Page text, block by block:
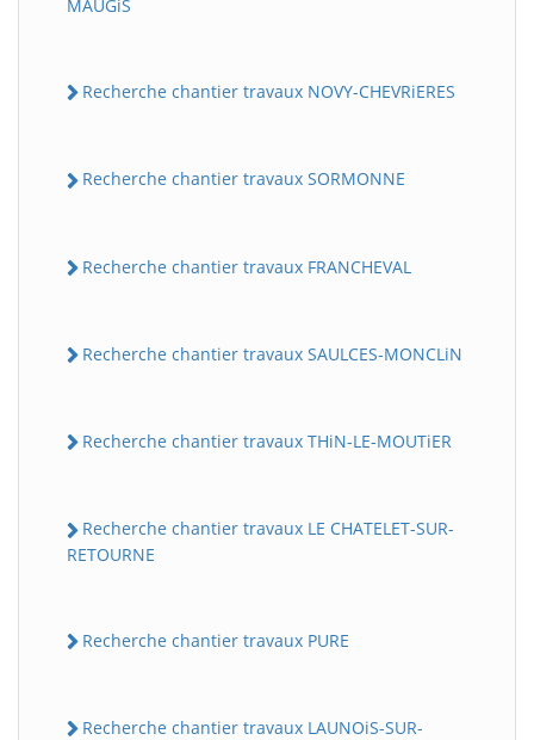
MAUGiS
Recherche chantier travaux NOVY-CHEVRiERES
Recherche chantier travaux SORMONNE
Recherche chantier travaux FRANCHEVAL
Recherche chantier travaux SAULCES-MONCLiN
Recherche chantier travaux THiN-LE-MOUTiER
Recherche chantier travaux LE CHATELET-SUR-
RETOURNE
Recherche chantier travaux PURE
Recherche chantier travaux LAUNOiS-SUR-